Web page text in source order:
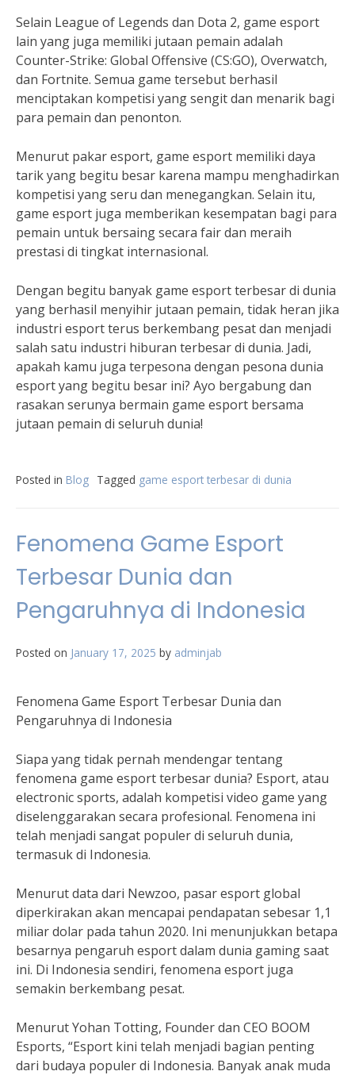
Selain League of Legends dan Dota 2, game esport
lain yang juga memiliki jutaan pemain adalah
Counter-Strike: Global Offensive (CS:GO), Overwatch,
dan Fortnite. Semua game tersebut berhasil
menciptakan kompetisi yang sengit dan menarik bagi
para pemain dan penonton.
Menurut pakar esport, game esport memiliki daya
tarik yang begitu besar karena mampu menghadirkan
kompetisi yang seru dan menegangkan. Selain itu,
game esport juga memberikan kesempatan bagi para
pemain untuk bersaing secara fair dan meraih
prestasi di tingkat internasional.
Dengan begitu banyak game esport terbesar di dunia
yang berhasil menyihir jutaan pemain, tidak heran jika
industri esport terus berkembang pesat dan menjadi
salah satu industri hiburan terbesar di dunia. Jadi,
apakah kamu juga terpesona dengan pesona dunia
esport yang begitu besar ini? Ayo bergabung dan
rasakan serunya bermain game esport bersama
jutaan pemain di seluruh dunia!
Posted in Blog Tagged game esport terbesar di dunia
Fenomena Game Esport
Terbesar Dunia dan
Pengaruhnya di Indonesia
Posted on January 17, 2025 by adminjab
Fenomena Game Esport Terbesar Dunia dan
Pengaruhnya di Indonesia
Siapa yang tidak pernah mendengar tentang
fenomena game esport terbesar dunia? Esport, atau
electronic sports, adalah kompetisi video game yang
diselenggarakan secara profesional. Fenomena ini
telah menjadi sangat populer di seluruh dunia,
termasuk di Indonesia.
Menurut data dari Newzoo, pasar esport global
diperkirakan akan mencapai pendapatan sebesar 1,1
miliar dolar pada tahun 2020. Ini menunjukkan betapa
besarnya pengaruh esport dalam dunia gaming saat
ini. Di Indonesia sendiri, fenomena esport juga
semakin berkembang pesat.
Menurut Yohan Totting, Founder dan CEO BOOM
Esports, “Esport kini telah menjadi bagian penting
dari budaya populer di Indonesia. Banyak anak muda